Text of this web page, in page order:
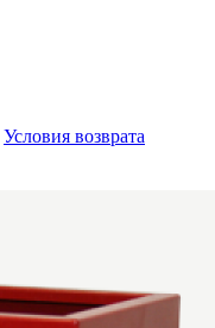
Условия возврата